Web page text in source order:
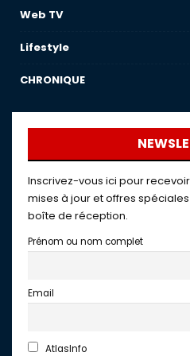
Web TV
Lifestyle
CHRONIQUE
Inscrivez-vous ici pour
mises à jour et offres
boîte de réception.
Prénom ou nom complet
Email
AtlasInfo